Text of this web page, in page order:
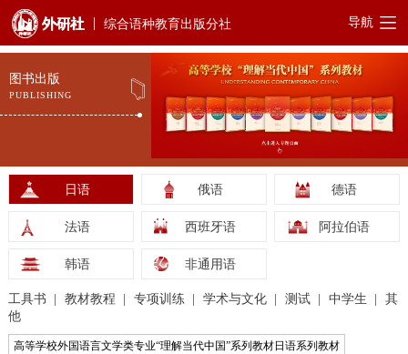
综合语种教育出版分社 导航
图书出版
PUBLISHING
日语 俄语 德语
法语 西班牙语 阿拉伯语
韩语 非通用语
工具书 教材教程 专项训练 学术与文化 测试 中学生
其
他
高等学校外国语言文学类专业“理解当代中国”系列教材日语系列教材